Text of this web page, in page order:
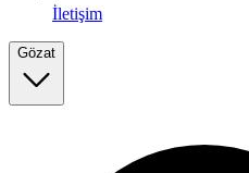
İletişim
Gözat